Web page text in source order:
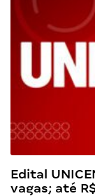
Edital
vagas; até